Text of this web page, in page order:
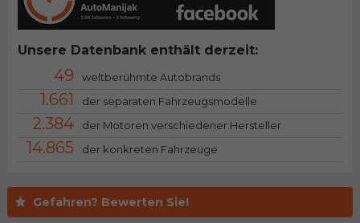
Gefahren? Bewerten Sie!
Unsere Datenbank enthält derzeit:
49 weltberühmte Autobrands
1.661 der separaten Fahrzeugsmodelle
2.384 der Motoren verschiedener Hersteller
14.865 der konkreten Fahrzeuge